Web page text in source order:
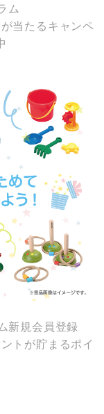
ム
当たるキャンペ
新規会員登録
トが貯まるポイ